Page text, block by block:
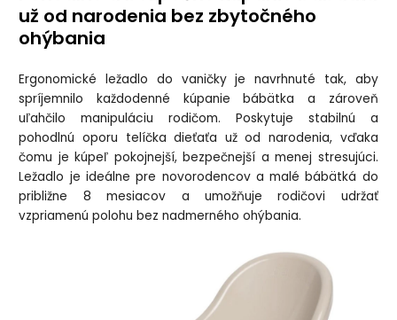
už od narodenia bez zbytočného
ohýbania
Ergonomické ležadlo do vaničky je navrhnuté tak, aby
spríjemnilo každodenné kúpanie bábätka a zároveň
uľahčilo manipuláciu rodičom. Poskytuje stabilnú a
pohodlnú oporu telíčka dieťaťa už od narodenia, vďaka
čomu je kúpeľ pokojnejší, bezpečnejší a menej stresujúci.
Ležadlo je ideálne pre novorodencov a malé bábätká do
približne 8 mesiacov a umožňuje rodičovi udržať
vzpriamenú polohu bez nadmerného ohýbania.